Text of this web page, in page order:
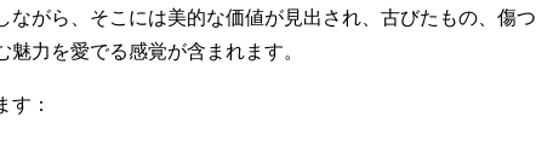
ながら、そこには美的な価値が見出され、古びたもの、傷つ
力を愛でる感覚が含まれます。
す：